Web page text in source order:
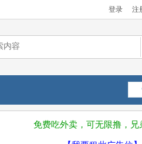
登录 注
免费吃外卖，可无限撸，兄